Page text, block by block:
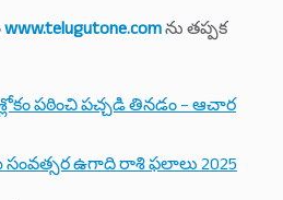
www.telugutone.comను తప్పక
పఠించి పచ్చడి తినడం – ఆచార
సంవత్సర ఉగాది రాశి ఫలాలు 2025